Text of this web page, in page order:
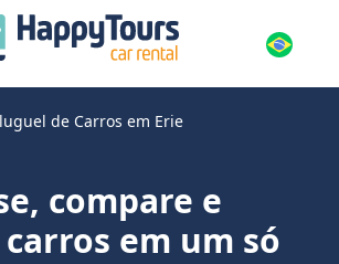
de Carros em Erie
compare e
em um só